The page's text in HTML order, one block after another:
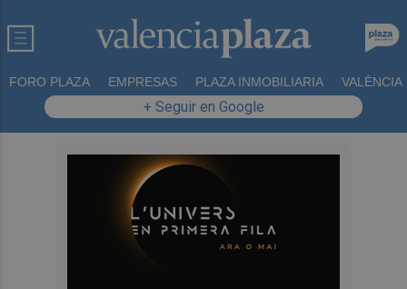
FORO PLAZA EMPRESAS PLAZA INMOBILIARIA VALÈNCIA
+ Seguir en Google